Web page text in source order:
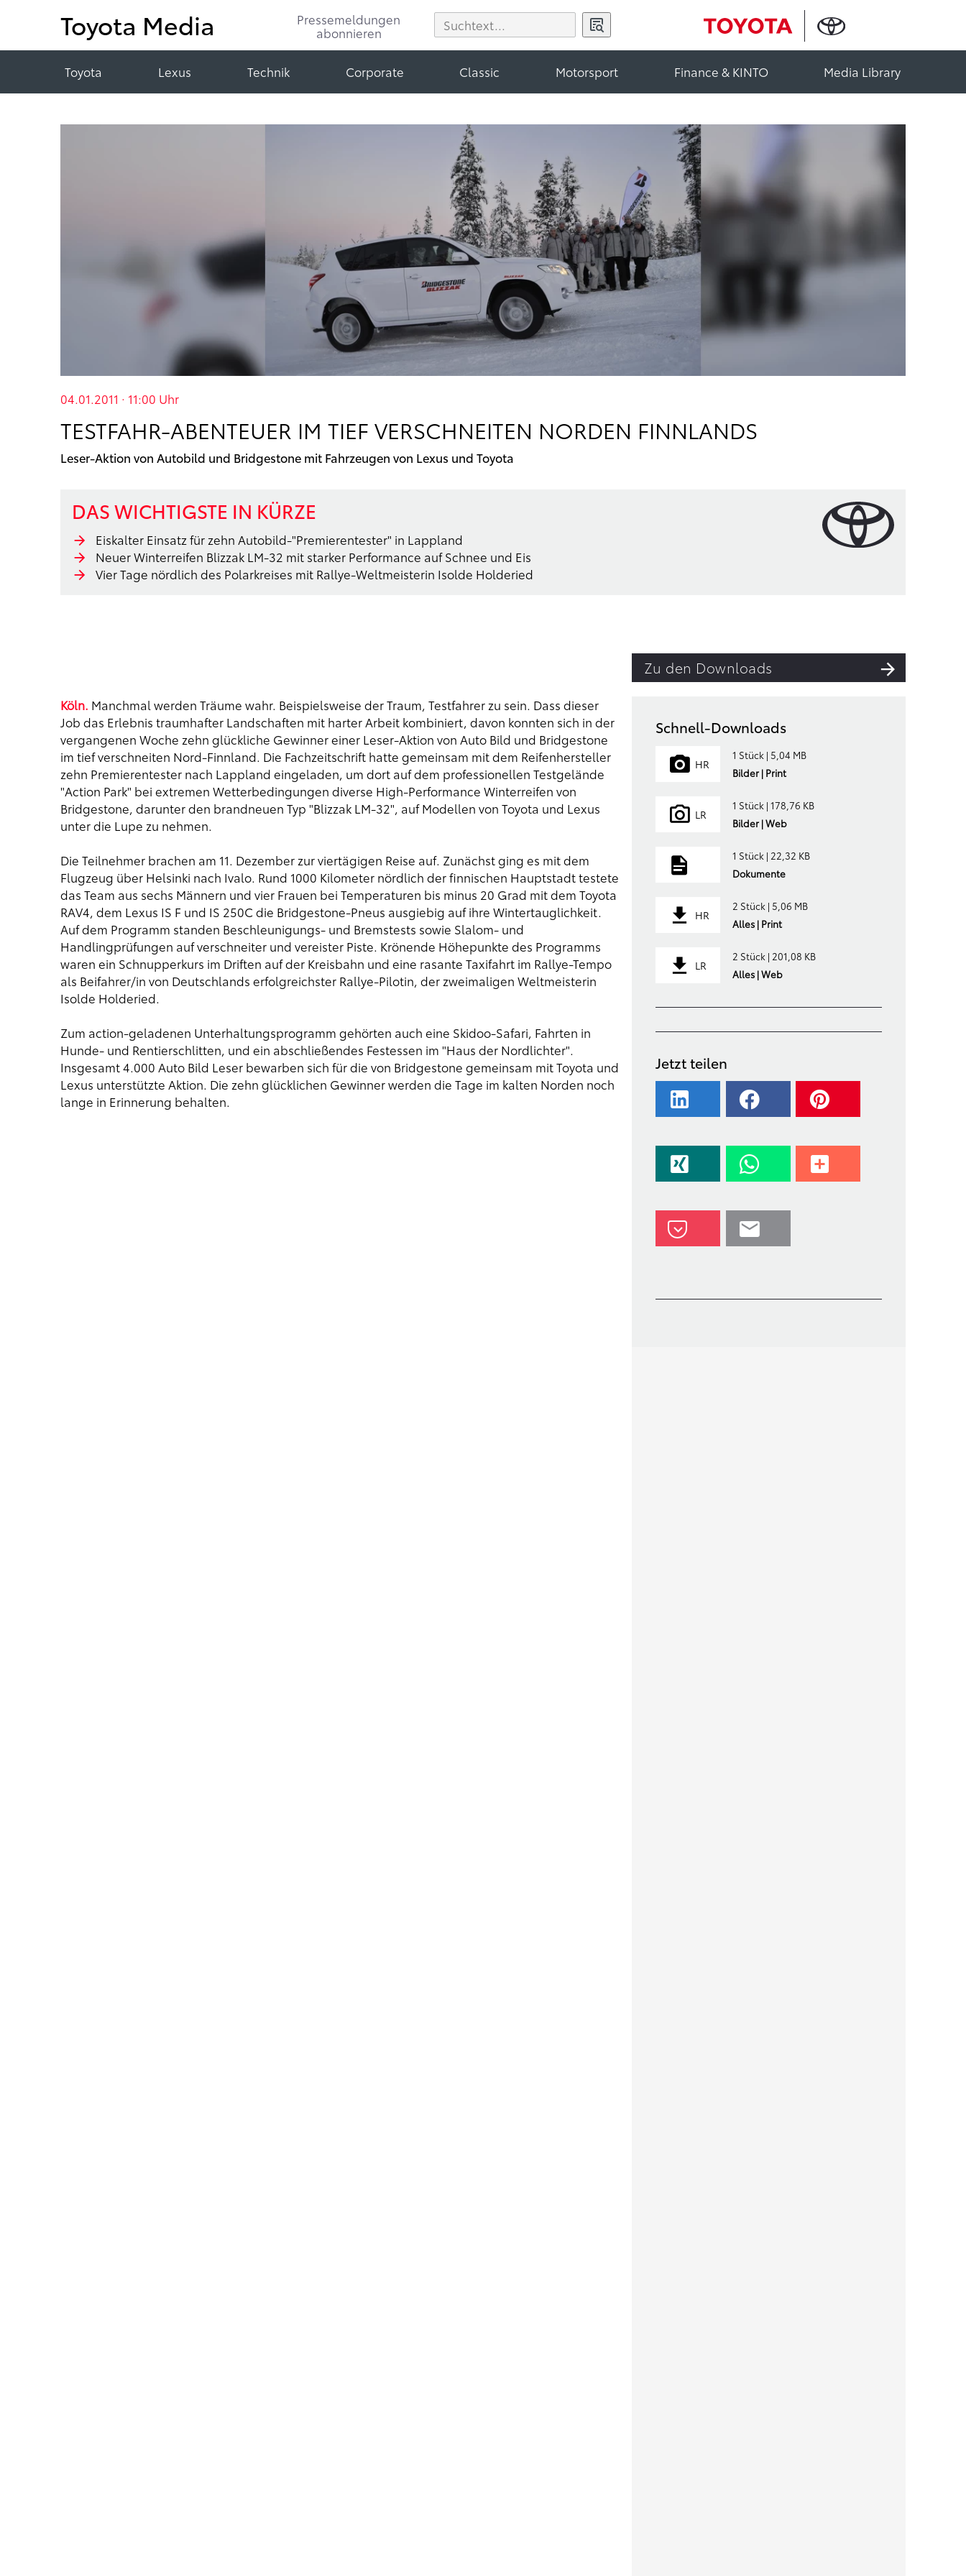
Toyota Media
Pressemeldungen
abonnieren
Toyota Lexus Technik Corporate Classic Motorsport Finance & KINTO Media Library
04.01.2011 · 11:00 Uhr
TESTFAHR-ABENTEUER IM TIEF VERSCHNEITEN NORDEN FINNLANDS
Leser-Aktion von Autobild und Bridgestone mit Fahrzeugen von Lexus und Toyota
DAS WICHTIGSTE IN KÜRZE
Eiskalter Einsatz für zehn Autobild-"Premierentester" in Lappland
Neuer Winterreifen Blizzak LM-32 mit starker Performance auf Schnee und Eis
Vier Tage nördlich des Polarkreises mit Rallye-Weltmeisterin Isolde Holderied
Zu den Downloads
Köln. Manchmal werden Träume wahr. Beispielsweise der Traum, Testfahrer zu sein. Dass dieser
Job das Erlebnis traumhafter Landschaften mit harter Arbeit kombiniert, davon konnten sich in der
vergangenen Woche zehn glückliche Gewinner einer Leser-Aktion von Auto Bild und Bridgestone
im tief verschneiten Nord-Finnland. Die Fachzeitschrift hatte gemeinsam mit dem Reifenhersteller
zehn Premierentester nach Lappland eingeladen, um dort auf dem professionellen Testgelände
"Action Park" bei extremen Wetterbedingungen diverse High-Performance Winterreifen von
Bridgestone, darunter den brandneuen Typ "Blizzak LM-32", auf Modellen von Toyota und Lexus
unter die Lupe zu nehmen.
Die Teilnehmer brachen am 11. Dezember zur viertägigen Reise auf. Zunächst ging es mit dem
Flugzeug über Helsinki nach Ivalo. Rund 1000 Kilometer nördlich der finnischen Hauptstadt testete
das Team aus sechs Männern und vier Frauen bei Temperaturen bis minus 20 Grad mit dem Toyota
RAV4, dem Lexus IS F und IS 250C die Bridgestone-Pneus ausgiebig auf ihre Wintertauglichkeit.
Auf dem Programm standen Beschleunigungs- und Bremstests sowie Slalom- und
Handlingprüfungen auf verschneiter und vereister Piste. Krönende Höhepunkte des Programms
waren ein Schnupperkurs im Driften auf der Kreisbahn und eine rasante Taxifahrt im Rallye-Tempo
als Beifahrer/in von Deutschlands erfolgreichster Rallye-Pilotin, der zweimaligen Weltmeisterin
Isolde Holderied.
Zum action-geladenen Unterhaltungsprogramm gehörten auch eine Skidoo-Safari, Fahrten in
Hunde- und Rentierschlitten, und ein abschließendes Festessen im "Haus der Nordlichter".
Insgesamt 4.000 Auto Bild Leser bewarben sich für die von Bridgestone gemeinsam mit Toyota und
Lexus unterstützte Aktion. Die zehn glücklichen Gewinner werden die Tage im kalten Norden noch
lange in Erinnerung behalten.
Schnell-Downloads
HR
1 Stück | 5,04 MB
Bilder | Print
LR
1 Stück | 178,76 KB
Bilder | Web
1 Stück | 22,32 KB
Dokumente
HR
2 Stück | 5,06 MB
Alles | Print
LR
2 Stück | 201,08 KB
Alles | Web
Jetzt teilen